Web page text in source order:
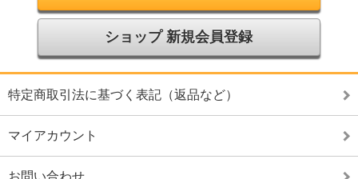
ショップ 新規会員登録
特定商取引法に基づく表記（返品など）
マイアカウント
お問い合わせ